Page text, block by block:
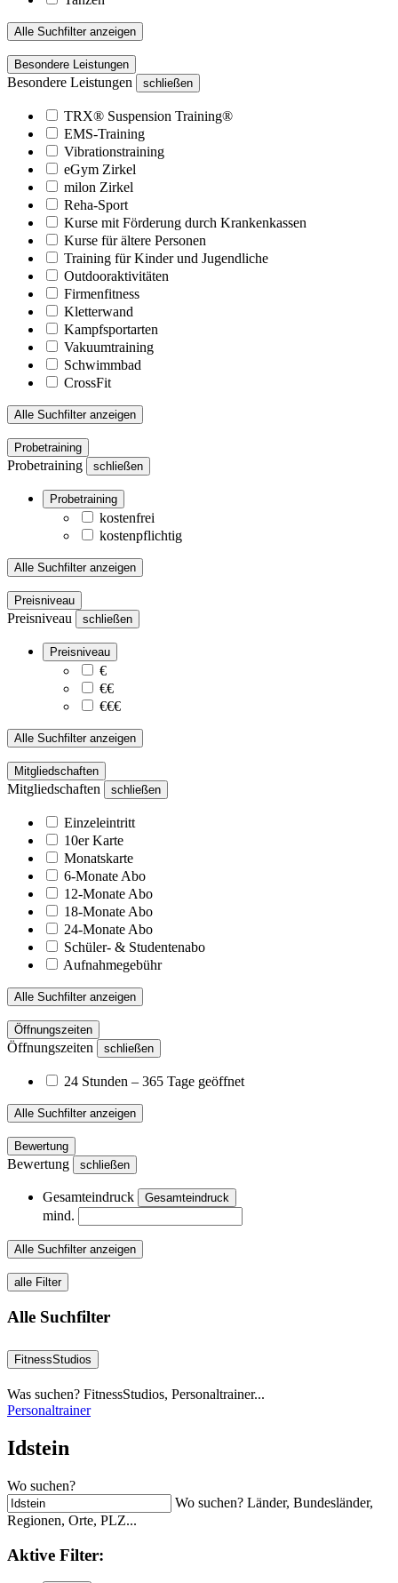
Alle Suchfilter anzeigen
Besondere Leistungen
Besondere Leistungen schließen
TRX® Suspension Training®
EMS-Training
Vibrationstraining
eGym Zirkel
milon Zirkel
Reha-Sport
Kurse mit Förderung durch Krankenkassen
Kurse für ältere Personen
Training für Kinder und Jugendliche
Outdooraktivitäten
Firmenfitness
Kletterwand
Kampfsportarten
Vakuumtraining
Schwimmbad
CrossFit
Alle Suchfilter anzeigen
Probetraining
Probetraining schließen
Probetraining
kostenfrei
kostenpflichtig
Alle Suchfilter anzeigen
Preisniveau
Preisniveau schließen
Preisniveau
€
€€
€€€
Alle Suchfilter anzeigen
Mitgliedschaften
Mitgliedschaften schließen
Einzeleintritt
10er Karte
Monatskarte
6-Monate Abo
12-Monate Abo
18-Monate Abo
24-Monate Abo
Schüler- & Studentenabo
Aufnahmegebühr
Alle Suchfilter anzeigen
Öffnungszeiten
Öffnungszeiten schließen
24 Stunden – 365 Tage geöffnet
Alle Suchfilter anzeigen
Bewertung
Bewertung schließen
Gesamteindruck Gesamteindruck
mind.
Alle Suchfilter anzeigen
alle Filter
Alle Suchfilter
FitnessStudios
Was suchen? FitnessStudios, Personaltrainer...
Personaltrainer
Idstein
Wo suchen?
Wo suchen? Länder, Bundesländer,
Regionen, Orte, PLZ...
Aktive Filter: